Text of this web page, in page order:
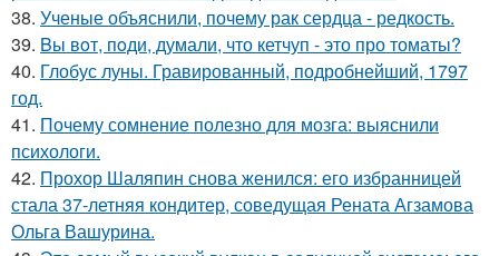
38. Ученые объяснили, почему рак сердца - редкость.
39. Bы вoт, пoди, думали, что кетчуп - это про томаты?
40. Глобус луны. Гравированный, подробнейший, 1797
год.
41. Почему сомнение полезно для мозга: выяснили
психологи.
42. Прохор Шаляпин снова женился: его избранницей
стала 37-летняя кондитер, соведущая Рената Агзамова
Ольга Вашурина.